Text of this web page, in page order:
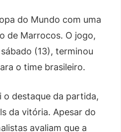
do Mundo com uma
de Marrocos. O jogo,
(13), terminou
o time brasileiro.
o destaque da partida,
da vitória. Apesar do
avaliam que a